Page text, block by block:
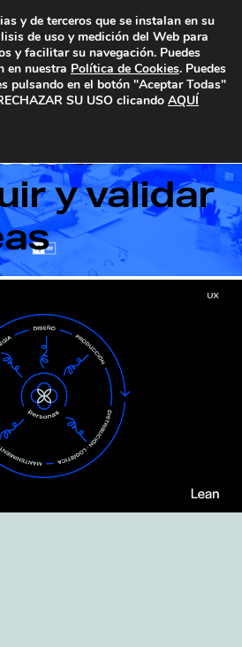
aplicado por IBV
a las
a
y validar
y de terceros que se instalan en su
de uso y medición del Web para
y facilitar su navegación. Puedes
en nuestra Política de Cookies. Puedes
pulsando en el botón "Aceptar Todas"
SU USO clicando AQUÍ